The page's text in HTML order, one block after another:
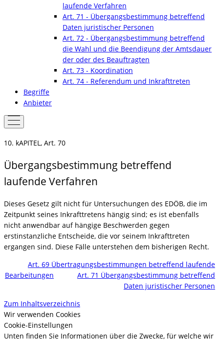
laufende Verfahren
Art. 71 - Übergangsbestimmung betreffend
Daten juristischer Personen
Art. 72 - Übergangsbestimmung betreffend
die Wahl und die Beendigung der Amtsdauer
der oder des Beauftragten
Art. 73 - Koordination
Art. 74 - Referendum und Inkrafttreten
Begriffe
Anbieter
10. kAPITEL, Art. 70
Übergangsbestimmung betreffend
laufende Verfahren
Dieses Gesetz gilt nicht für Untersuchungen des EDÖB, die im
Zeitpunkt seines Inkrafttretens hängig sind; es ist ebenfalls
nicht anwendbar auf hängige Beschwerden gegen
erstinstanzliche Entscheide, die vor seinem Inkrafttreten
ergangen sind. Diese Fälle unterstehen dem bisherigen Recht.
Art. 69 Übertragungsbestimmungen betreffend laufende
Bearbeitungen
Art. 71 Übergangsbestimmung betreffend
Daten juristischer Personen
Zum Inhaltsverzeichnis
Wir verwenden Cookies
Cookie-Einstellungen
Unten finden Sie Informationen über die Zwecke, für welche wir